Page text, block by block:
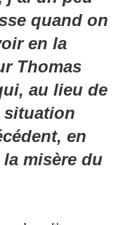
quand on
en la
Thomas
au lieu de
situation
en
misère du